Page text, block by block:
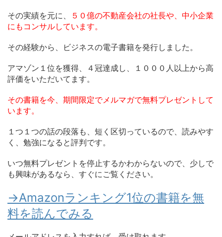
その実績を元に、
５０億の不動産会社の社長や、中小企業
にもコンサルしています。
その経験から、ビジネスの電子書籍を発行しました。
アマゾン１位を獲得、４冠達成し、１０００人以上から高
評価をいただいてます。
その書籍を今、期間限定でメルマガで無料プレゼントして
います。
１つ１つの話の段落も、短く区切っているので、読みやす
く、勉強になると評判です。
いつ無料プレゼントを停止するかわからないので、少しで
も興味があるなら、すぐにご覧ください。
→Amazonランキング1位の書籍を無
料を読んでみる